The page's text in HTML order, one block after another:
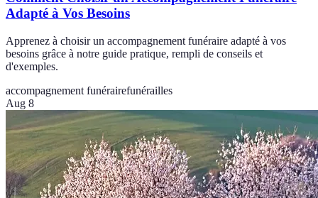
Adapté à Vos Besoins
Apprenez à choisir un accompagnement funéraire adapté à vos
besoins grâce à notre guide pratique, rempli de conseils et
d'exemples.
accompagnement funérairefunérailles
Aug 8